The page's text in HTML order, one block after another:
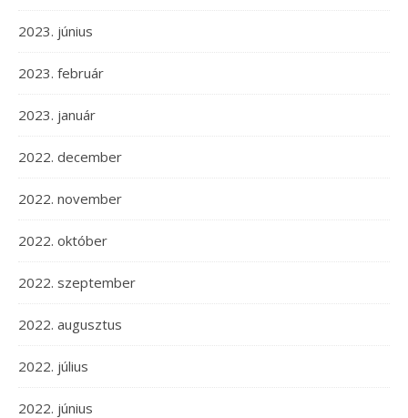
2023. június
2023. február
2023. január
2022. december
2022. november
2022. október
2022. szeptember
2022. augusztus
2022. július
2022. június